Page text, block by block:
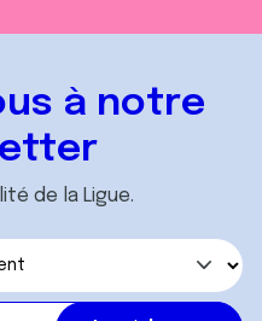
à notre
de la Ligue.